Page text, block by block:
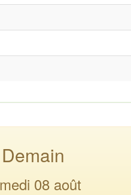
Demain
08 août